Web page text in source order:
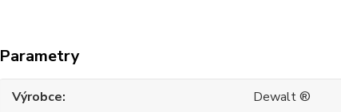
Parametry
Výrobce
Dewalt ®